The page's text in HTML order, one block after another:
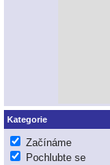
Kategorie
Začínáme
Pochlubte se